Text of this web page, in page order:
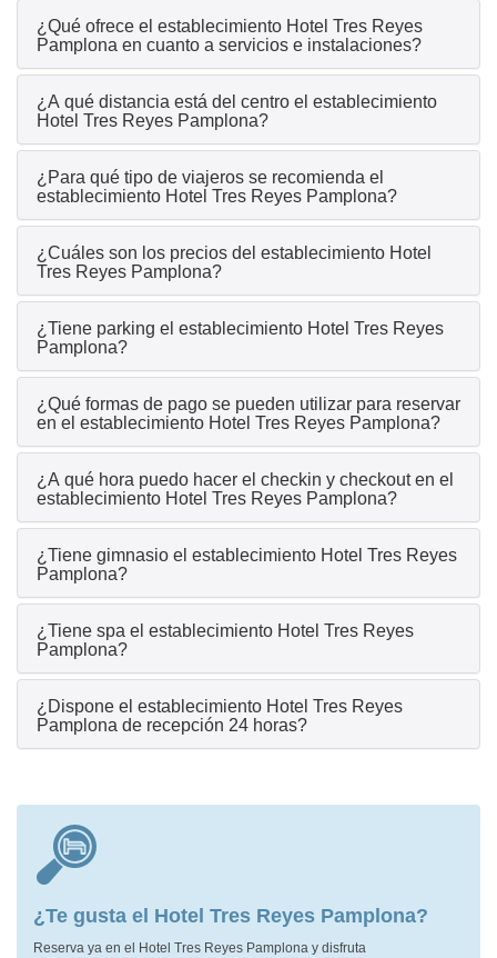
¿Qué ofrece el establecimiento Hotel Tres Reyes
Pamplona en cuanto a servicios e instalaciones?
¿A qué distancia está del centro el establecimiento
Hotel Tres Reyes Pamplona?
¿Para qué tipo de viajeros se recomienda el
establecimiento Hotel Tres Reyes Pamplona?
¿Cuáles son los precios del establecimiento Hotel
Tres Reyes Pamplona?
¿Tiene parking el establecimiento Hotel Tres Reyes
Pamplona?
¿Qué formas de pago se pueden utilizar para reservar
en el establecimiento Hotel Tres Reyes Pamplona?
¿A qué hora puedo hacer el checkin y checkout en el
establecimiento Hotel Tres Reyes Pamplona?
¿Tiene gimnasio el establecimiento Hotel Tres Reyes
Pamplona?
¿Tiene spa el establecimiento Hotel Tres Reyes
Pamplona?
¿Dispone el establecimiento Hotel Tres Reyes
Pamplona de recepción 24 horas?
¿Te gusta el Hotel Tres Reyes Pamplona?
Reserva ya en el Hotel Tres Reyes Pamplona y disfruta